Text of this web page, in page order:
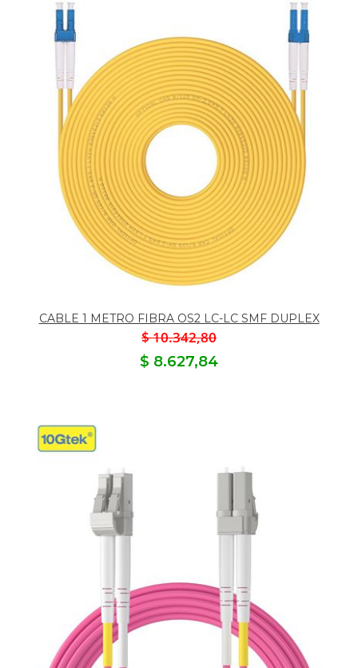
CABLE 1 METRO FIBRA OS2 LC-LC SMF DUPLEX
$ 10.342,80
$ 8.627,84